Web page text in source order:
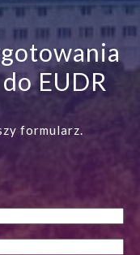
EUDR
formularz.